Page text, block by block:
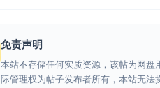
免责声明
本站不存储任何实质资源，该帖为网
际管理权为帖子发布者所有，本站无